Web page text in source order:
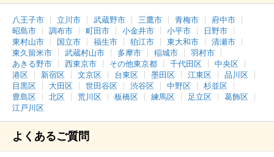
八王子市 立川市 武蔵野市 三鷹市 青梅市
府中市
昭島市
調布市 町田市 小金井市 小平市
日野市
東村山市
国立市 福生市 狛江市 東大和市
清瀬市
東久留米市
武蔵村山市 多摩市 稲城市
羽村市
あきる野市
西東京市 その他東京都 千代田区
中央区
港区
新宿区 文京区 台東区 墨田区 江東区
品川区
目黒区
大田区 世田谷区 渋谷区 中野区
杉並区
豊島区
北区 荒川区 板橋区 練馬区 足立区
葛飾区
江戸川区
よくあるご質問